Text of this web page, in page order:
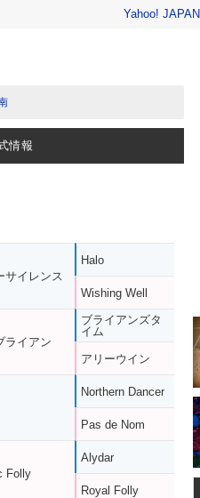
Yahoo! JAPAN
情報
サイレンス
ライアン
Folly
Halo
Wishing Well
ブライアンズタ
イム
アリーウイン
Northern Dancer
Pas de Nom
Alydar
Royal Folly